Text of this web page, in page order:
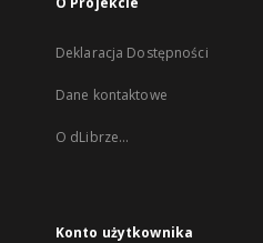
Deklaracja Dostępności
Dane kontaktowe
O dLibrze...
Konto użytkownika